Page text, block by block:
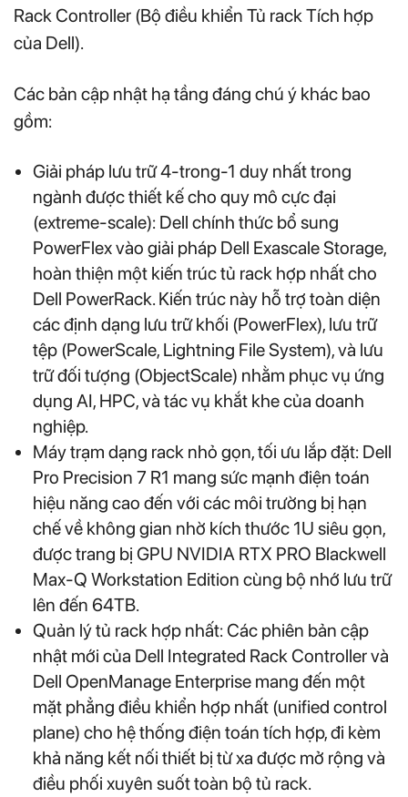
Rack Controller (Bộ điều khiển Tủ rack Tích hợp
của Dell).
Các bản cập nhật hạ tầng đáng chú ý khác bao
gồm:
Giải pháp lưu trữ 4-trong-1 duy nhất trong
ngành được thiết kế cho quy mô cực đại
(extreme-scale): Dell chính thức bổ sung
PowerFlex vào giải pháp Dell Exascale Storage,
hoàn thiện một kiến trúc tủ rack hợp nhất cho
Dell PowerRack. Kiến trúc này hỗ trợ toàn diện
các định dạng lưu trữ khối (PowerFlex), lưu trữ
tệp (PowerScale, Lightning File System), và lưu
trữ đối tượng (ObjectScale) nhằm phục vụ ứng
dụng AI, HPC, và tác vụ khắt khe của doanh
nghiệp.
Máy trạm dạng rack nhỏ gọn, tối ưu lắp đặt: Dell
Pro Precision 7 R1 mang sức mạnh điện toán
hiệu năng cao đến với các môi trường bị hạn
chế về không gian nhờ kích thước 1U siêu gọn,
được trang bị GPU NVIDIA RTX PRO Blackwell
Max-Q Workstation Edition cùng bộ nhớ lưu trữ
lên đến 64TB.
Quản lý tủ rack hợp nhất: Các phiên bản cập
nhật mới của Dell Integrated Rack Controller và
Dell OpenManage Enterprise mang đến một
mặt phẳng điều khiển hợp nhất (unified control
plane) cho hệ thống điện toán tích hợp, đi kèm
khả năng kết nối thiết bị từ xa được mở rộng và
điều phối xuyên suốt toàn bộ tủ rack.